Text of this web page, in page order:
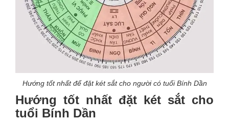
Hướng tốt nhất để đặt két sắt cho người có tuổi Bính Dần
Hướng tốt nhất đặt két sắt cho
tuổi Bính Dần